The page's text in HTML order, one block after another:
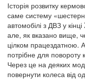
Історія розвитку
саме систему
автомобілі з ДВЗ у кінці
але, як вказано вище,
цілком працездатною.
потрібне для повороту
Через це на деяких
повернути колеса від